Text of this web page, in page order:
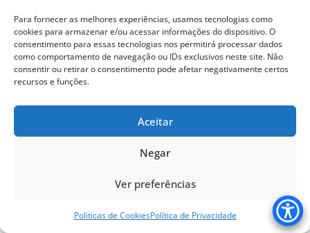
Para fornecer as melhores experiências, usamos tecnologias como
cookies para armazenar e/ou acessar informações do dispositivo. O
consentimento para essas tecnologias nos permitirá processar dados
como comportamento de navegação ou IDs exclusivos neste site. Não
consentir ou retirar o consentimento pode afetar negativamente certos
recursos e funções.
Aceitar
Negar
Ver preferências
Politicas de CookiesPolítica de Privacidade
SP, certificado pelo CNPq. CEO
do Portal do Envelhecimento,
Portal Edições e Espaço
Longeviver. Integra, desde 2005,
Latinoamericana de
Psicogerontología (Redip).
Integrou o banco de avaliadores
do Sistema Nacional de
– Basis/Inep/MEC, cursos de
2018). Foi associada fundadora